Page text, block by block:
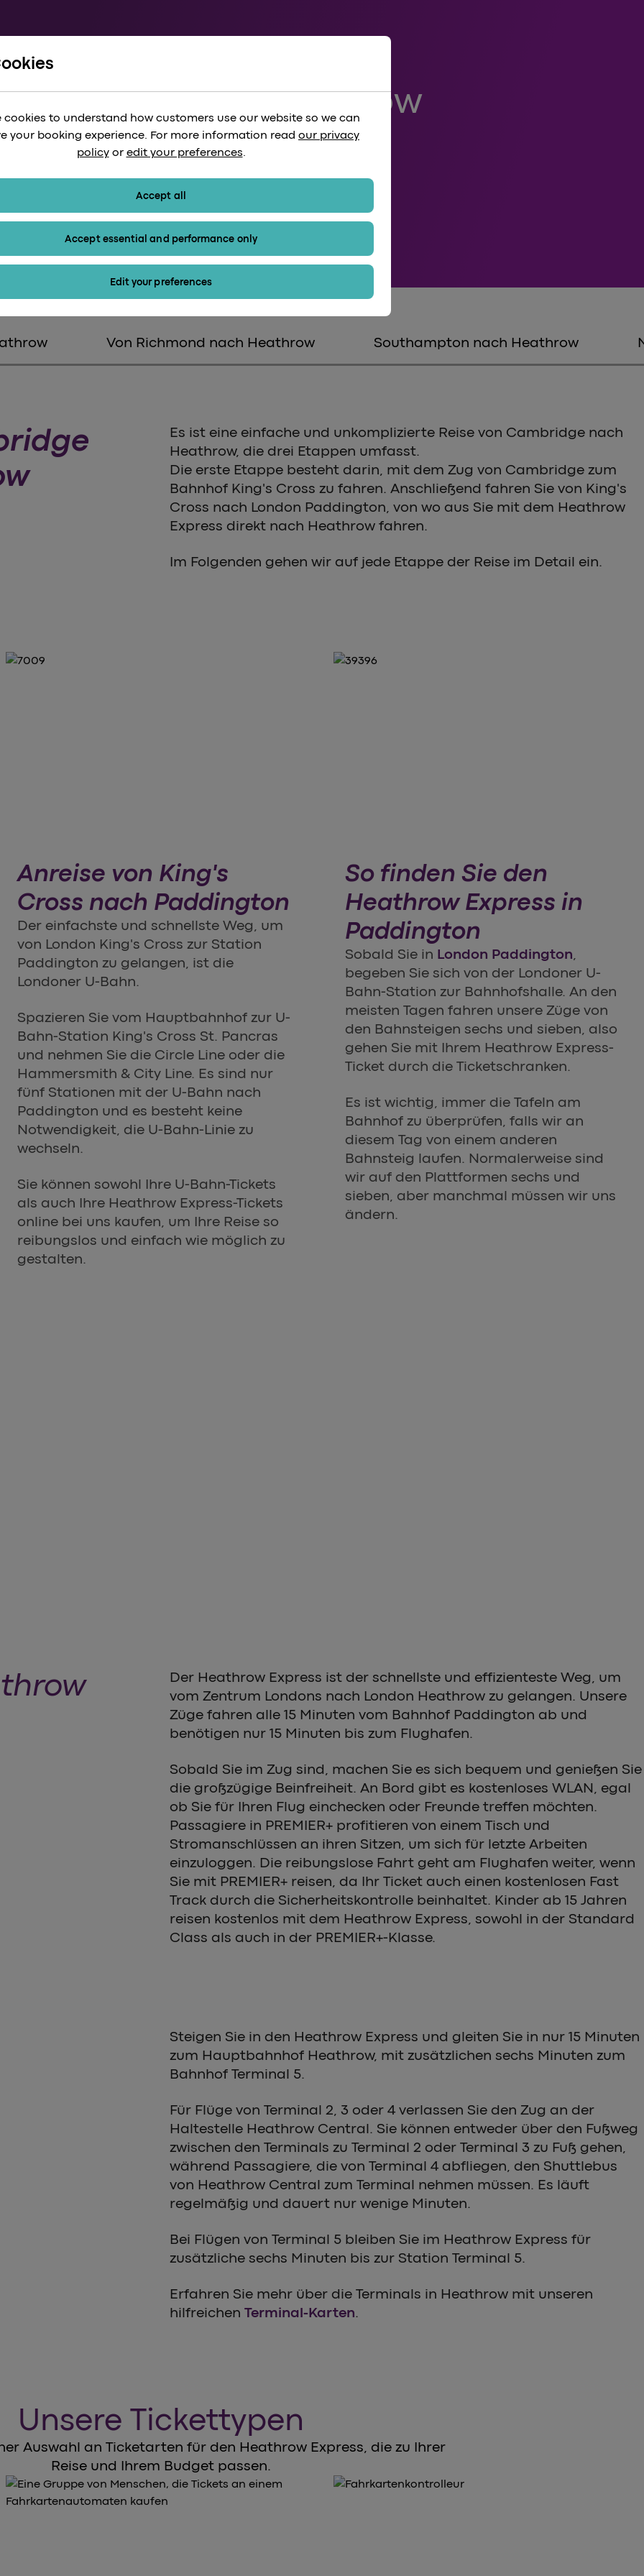
London Heathrow
Von Richmond nach Heathrow Southampton nach Heathrow
Es ist eine einfache und unkomplizierte Reise von Cambridge nach
Heathrow, die drei Etappen umfasst.
Die erste Etappe besteht darin, mit dem Zug von Cambridge zum
Bahnhof King's Cross zu fahren. Anschließend fahren Sie von King's
Cross nach London Paddington, von wo aus Sie mit dem Heathrow
Express direkt nach Heathrow fahren.
Im Folgenden gehen wir auf jede Etappe der Reise im Detail ein.
Anreise von King's
Cross nach Paddington
Der einfachste und schnellste Weg, um
von London King's Cross zur Station
Paddington zu gelangen, ist die
Londoner U-Bahn.
Spazieren Sie vom Hauptbahnhof zur U-
Bahn-Station King's Cross St. Pancras
und nehmen Sie die Circle Line oder die
Hammersmith & City Line. Es sind nur
fünf Stationen mit der U-Bahn nach
Paddington und es besteht keine
Notwendigkeit, die U-Bahn-Linie zu
wechseln.
Sie können sowohl Ihre U-Bahn-Tickets
als auch Ihre Heathrow Express-Tickets
online bei uns kaufen, um Ihre Reise so
reibungslos und einfach wie möglich zu
gestalten.
So finden Sie den
Heathrow Express in
Paddington
Sobald Sie in London Paddington,
begeben Sie sich von der Londoner U-
Bahn-Station zur Bahnhofshalle. An den
meisten Tagen fahren unsere Züge von
den Bahnsteigen sechs und sieben, also
gehen Sie mit Ihrem Heathrow Express-
Ticket durch die Ticketschranken.
Es ist wichtig, immer die Tafeln am
Bahnhof zu überprüfen, falls wir an
diesem Tag von einem anderen
Bahnsteig laufen. Normalerweise sind
wir auf den Plattformen sechs und
sieben, aber manchmal müssen wir uns
ändern.
Der Heathrow Express ist der schnellste und effizienteste Weg, um
vom Zentrum Londons nach London Heathrow zu gelangen. Unsere
Züge fahren alle 15 Minuten vom Bahnhof Paddington ab und
benötigen nur 15 Minuten bis zum Flughafen.
Sobald Sie im Zug sind, machen Sie es sich bequem und genießen Sie
die großzügige Beinfreiheit. An Bord gibt es kostenloses WLAN, egal
ob Sie für Ihren Flug einchecken oder Freunde treffen möchten.
Passagiere in PREMIER+ profitieren von einem Tisch und
Stromanschlüssen an ihren Sitzen, um sich für letzte Arbeiten
einzuloggen. Die reibungslose Fahrt geht am Flughafen weiter, wenn
Sie mit PREMIER+ reisen, da Ihr Ticket auch einen kostenlosen Fast
Track durch die Sicherheitskontrolle beinhaltet. Kinder ab 15 Jahren
reisen kostenlos mit dem Heathrow Express, sowohl in der Standard
Class als auch in der PREMIER+-Klasse.
Steigen Sie in den Heathrow Express und gleiten Sie in nur 15 Minuten
zum Hauptbahnhof Heathrow, mit zusätzlichen sechs Minuten zum
Bahnhof Terminal 5.
Für Flüge von Terminal 2, 3 oder 4 verlassen Sie den Zug an der
Haltestelle Heathrow Central. Sie können entweder über den Fußweg
zwischen den Terminals zu Terminal 2 oder Terminal 3 zu Fuß gehen,
während Passagiere, die von Terminal 4 abfliegen, den Shuttlebus
von Heathrow Central zum Terminal nehmen müssen. Es läuft
regelmäßig und dauert nur wenige Minuten.
Bei Flügen von Terminal 5 bleiben Sie im Heathrow Express für
zusätzliche sechs Minuten bis zur Station Terminal 5.
Erfahren Sie mehr über die Terminals in Heathrow mit unseren
hilfreichen Terminal-Karten.
Unsere Tickettypen
Auswahl an Ticketarten für den Heathrow Express, die zu Ihrer
Reise und Ihrem Budget passen.
cookies to understand how customers use our website so we can
your booking experience. For more information read our privacy
policyor edit your preferences.
Accept all
Accept essential and performance only
Edit your preferences